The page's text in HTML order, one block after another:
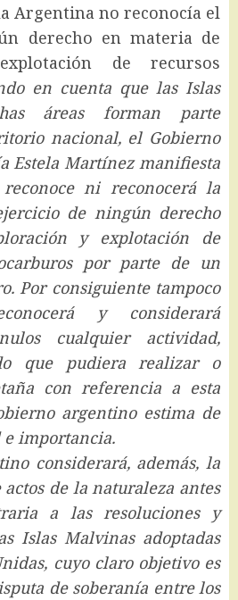
Argentina no reconocía el
derecho en materia de
de recursos
en cuenta que las Islas
áreas forman parte
nacional, el Gobierno
Estela Martínez manifiesta
ni reconocerá la
de ningún derecho
y explotación de
por parte de un
Por consiguiente tampoco
y considerará
cualquier actividad,
que pudiera realizar o
con referencia a esta
argentino estima de
importancia.
considerará, además, la
de la naturaleza antes
a las resoluciones y
Islas Malvinas adoptadas
cuyo claro objetivo es
de soberanía entre los